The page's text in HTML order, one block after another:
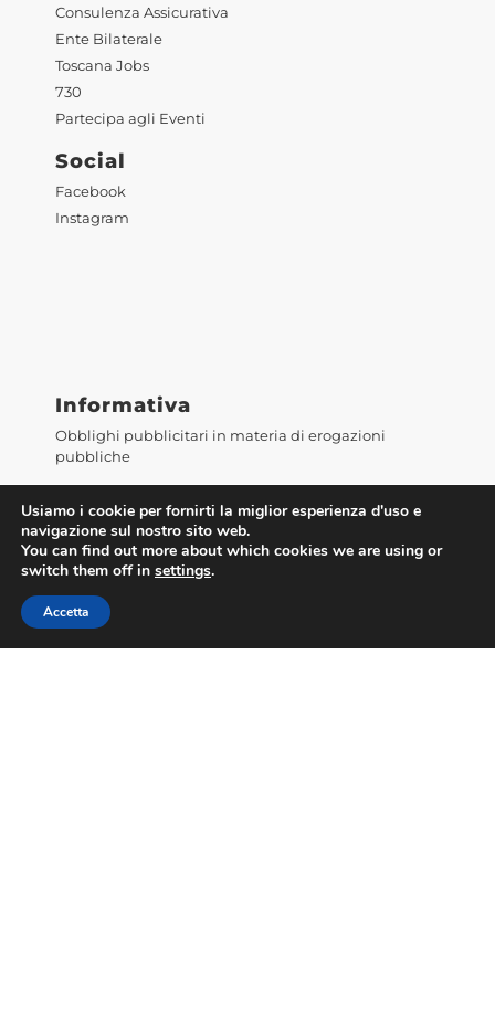
Consulenza Assicurativa
Ente Bilaterale
Toscana Jobs
730
Partecipa agli Eventi
Social
Facebook
Instagram
Informativa
Obblighi pubblicitari in materia di erogazioni
pubbliche
Usiamo i cookie per fornirti la miglior esperienza d'uso e
navigazione sul nostro sito web.
You can find out more about which cookies we are using or
switch them off in settings.
Accetta